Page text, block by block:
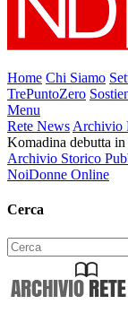
Home Chi Siamo
TrePuntoZero
Menu
Rete News Archivio
Komadina debutta
Archivio Storico
NoiDonne Online
Cerca